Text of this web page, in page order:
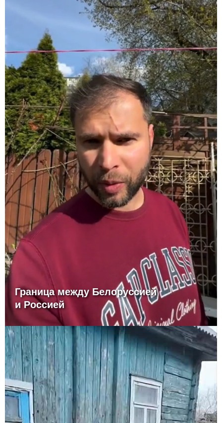
Граница между Белоруссией
и Россией